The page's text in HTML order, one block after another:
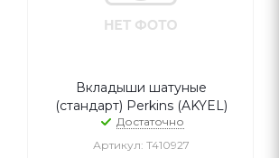
Вкладыши шатуные
(стандарт) Perkins (AKYEL)
Достаточно
Артикул: T410927